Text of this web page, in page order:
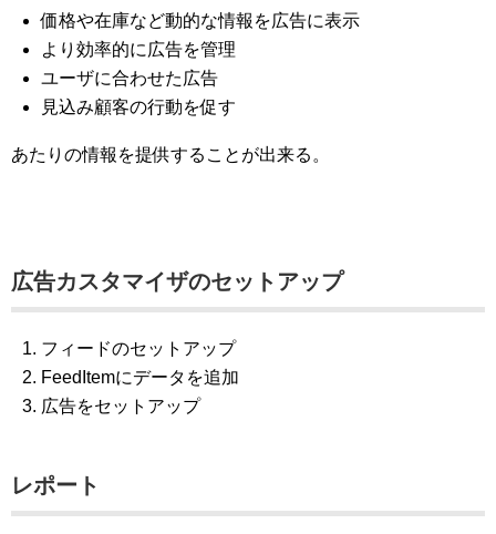
価格や在庫など動的な情報を広告に表示
より効率的に広告を管理
ユーザに合わせた広告
見込み顧客の行動を促す
あたりの情報を提供することが出来る。
広告カスタマイザのセットアップ
フィードのセットアップ
FeedItemにデータを追加
広告をセットアップ
レポート